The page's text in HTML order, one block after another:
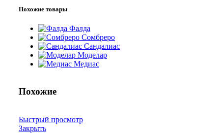
Похожие товары
Фалда
Сомбреро
Сандалиас
Моделар
Медиас
Похожие
Быстрый просмотр
Закрыть